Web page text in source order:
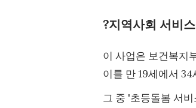
?지역사회 서비
이 사업은 보건복지
이를 만 19세에서
그 중 '초등돌봄 서